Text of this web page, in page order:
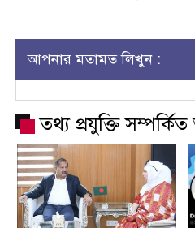
আপনার মতামত লিখুন :
তথ্য প্রযুক্তি